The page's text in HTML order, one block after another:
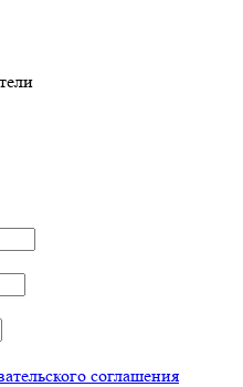
соглашения